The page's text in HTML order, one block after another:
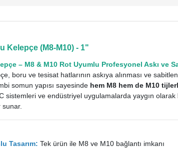
Kelepçe (M8-M10) - 1"
– M8 & M10 Rot Uyumlu Profesyonel Askı ve
boru ve tesisat hatlarının askıya alınması ve
somun yapısı sayesinde hem M8 hem de M10
sistemleri ve endüstriyel uygulamalarda yaygın
Tasarım: Tek ürün ile M8 ve M10 bağlantı imkanı